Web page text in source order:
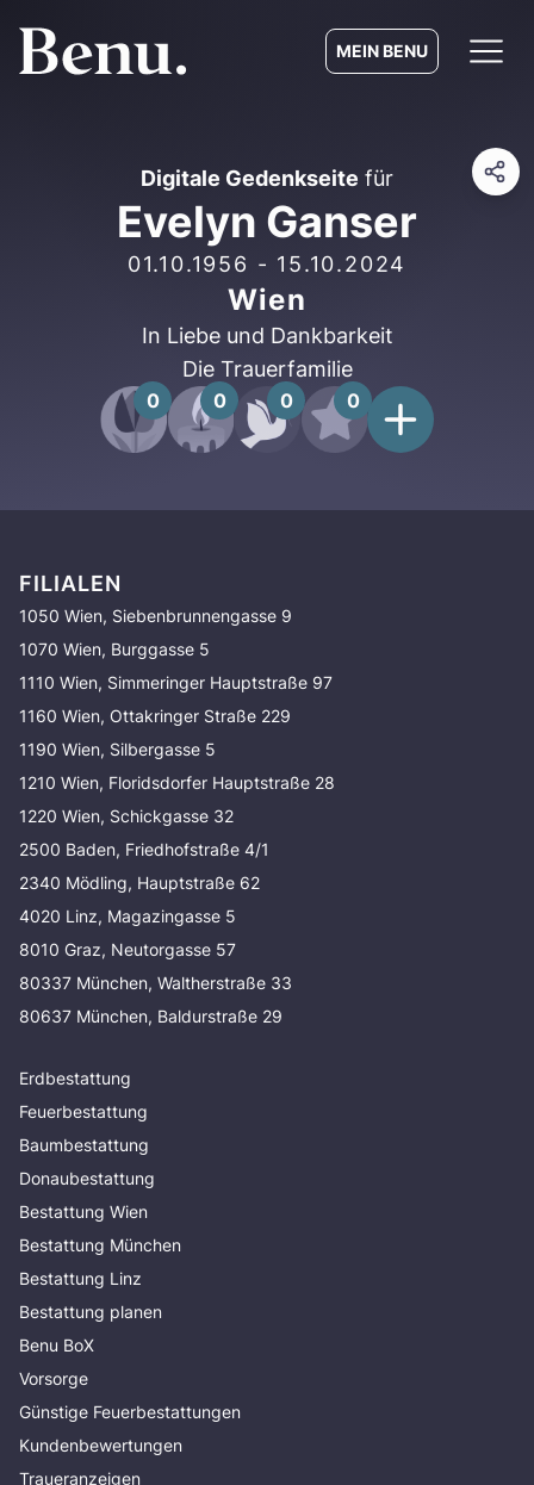
MEIN BENU
Digitale Gedenkseite für
Evelyn Ganser
01.10.1956 - 15.10.2024
Wien
In Liebe und Dankbarkeit
Die Trauerfamilie
0 0 0 0
FILIALEN
1050 Wien, Siebenbrunnengasse 9
1070 Wien, Burggasse 5
1110 Wien, Simmeringer Hauptstraße 97
1160 Wien, Ottakringer Straße 229
1190 Wien, Silbergasse 5
1210 Wien, Floridsdorfer Hauptstraße 28
1220 Wien, Schickgasse 32
2500 Baden, Friedhofstraße 4/1
2340 Mödling, Hauptstraße 62
4020 Linz, Magazingasse 5
8010 Graz, Neutorgasse 57
80337 München, Waltherstraße 33
80637 München, Baldurstraße 29
Erdbestattung
Feuerbestattung
Baumbestattung
Donaubestattung
Bestattung Wien
Bestattung München
Bestattung Linz
Bestattung planen
Benu BoX
Vorsorge
Günstige Feuerbestattungen
Kundenbewertungen
Traueranzeigen